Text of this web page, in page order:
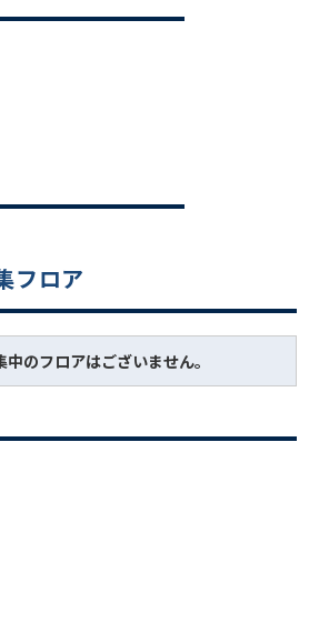
フロア
のフロアはございません。